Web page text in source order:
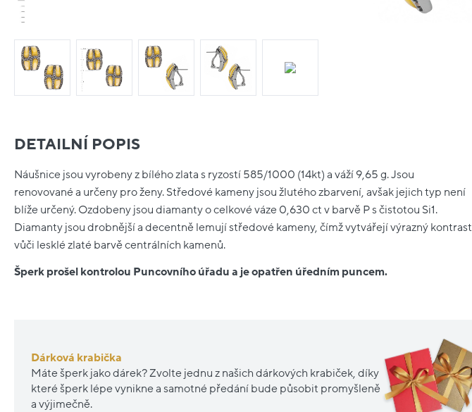
DETAILNÍ POPIS
Náušnice jsou vyrobeny z bílého zlata s ryzostí 585/1000 (14kt) a váží 9,65 g. Jsou
renovované a určeny pro ženy. Středové kameny jsou žlutého zbarvení, avšak jejich typ není
blíže určený. Ozdobeny jsou diamanty o celkové váze 0,630 ct v barvě P s čistotou Si1.
Diamanty jsou drobnější a decentně lemují středové kameny, čímž vytvářejí výrazný kontrast
vůči lesklé zlaté barvě centrálních kamenů.
Šperk prošel kontrolou Puncovního úřadu a je opatřen úředním puncem.
Dárková krabička
Máte šperk jako dárek? Zvolte jednu z našich dárkových krabiček, díky
které šperk lépe vynikne a samotné předání bude působit promyšleně
a výjimečně.